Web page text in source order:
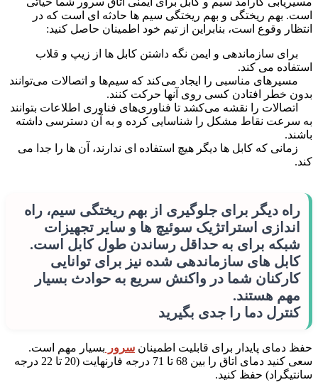
است. بهم ریختگی و بهم ریختگی سیم ها حادثه ای است که در
انتظار وقوع است، بنابراین از تیم خود اطمینان حاصل کنید:
برای سازماندهی و ایمن نگه داشتن کابل ها از زیپ و قلاب
استفاده می کند.
مسیرهای مناسبی را ایجاد می‌کند که سیم‌ها و اتصالات می‌توانند
بدون خطر افتادن کسی روی آنها حرکت کنند.
اتصالات را نقشه می‌کشد تا فناوری‌های فناوری اطلاعات بتوانند
به سرعت نقاط مشکل را شناسایی کرده و به آن دسترسی داشته
باشند.
زمانی که کابل ها دیگر هیچ استفاده ای ندارند، آن ها را جدا می
کند.
راه دیگر برای جلوگیری از بهم ریختگی سیم، راه
اندازی استراتژیک سوئیچ ها و سایر تجهیزات
شبکه برای به حداقل رساندن طول کابل است.
کابل های سازماندهی شده نیز برای توانایی
کارکنان شما در واکنش سریع به حوادث بسیار
مهم هستند.
کنترل دما را جدی بگیرید
حفظ دمای پایدار برای قابلیت اطمینان سرور بسیار مهم است.
سعی کنید دمای اتاق را بین 68 تا 71 درجه فارنهایت (20 تا 22 درجه
سانتیگراد) حفظ کنید.